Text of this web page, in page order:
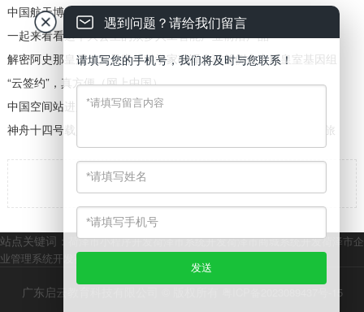
中国航天博物馆开馆 可沉浸式体验火箭发射现场
一起来看看这个大会上的众多人工智能产业前沿产品
解密阿史那皇后！复旦青年科学家破译全球首例古突厥皇室基因组
“云签约”，真方便（网上中国）
中国空间站进入长期有人驻留模式
神舟十四号载人飞船顺利撤离空间站 3名航天员即将踏上回家之旅
站点关键词： 荷泽市小程序开发荷泽市系统开发荷泽市商城系统开发荷泽市企
业管理系统开发
荷泽市企业站群官网开发
广东启云教育科技有限公司 © 版权所有 粤ICP备2023089437号-15
遇到问题？请给我们留言
请填写您的手机号，我们将及时与您联系！